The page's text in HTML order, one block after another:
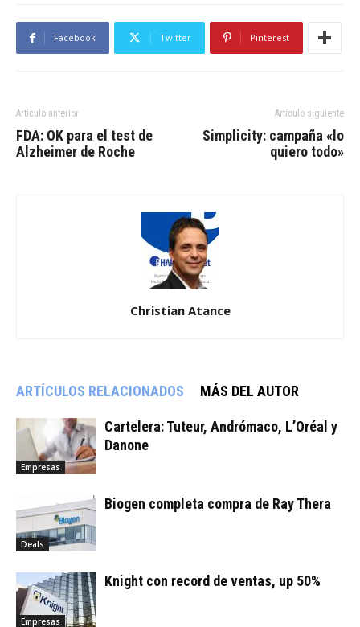
Facebook Twitter Pinterest
Artículo anterior
FDA: OK para el test de
Alzheimer de Roche
Artículo siguiente
Simplicity: campaña «lo
quiero todo»
Christian Atance
ARTÍCULOS RELACIONADOS MÁS DEL AUTOR
Empresas
Cartelera: Tuteur, Andrómaco, L’Oréal y
Danone
Deals
Biogen completa compra de Ray Thera
Empresas
Knight con record de ventas, up 50%